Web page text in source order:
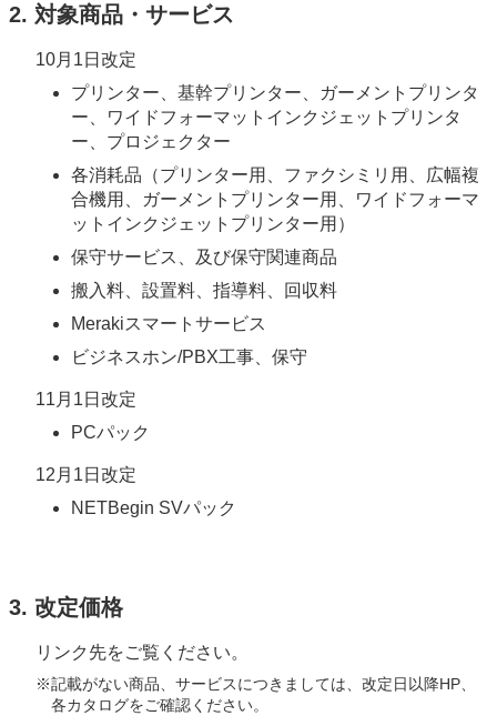
2. 対象商品・サービス
10月1日改定
プリンター、基幹プリンター、ガーメントプリンタ
ー、ワイドフォーマットインクジェットプリンタ
ー、プロジェクター
各消耗品（プリンター用、ファクシミリ用、広幅複
合機用、ガーメントプリンター用、ワイドフォーマ
ットインクジェットプリンター用）
保守サービス、及び保守関連商品
搬入料、設置料、指導料、回収料
Merakiスマートサービス
ビジネスホン/PBX工事、保守
11月1日改定
PCパック
12月1日改定
NETBegin SVパック
3. 改定価格
リンク先をご覧ください。
※記載がない商品、サービスにつきましては、改定日以降HP、
各カタログをご確認ください。